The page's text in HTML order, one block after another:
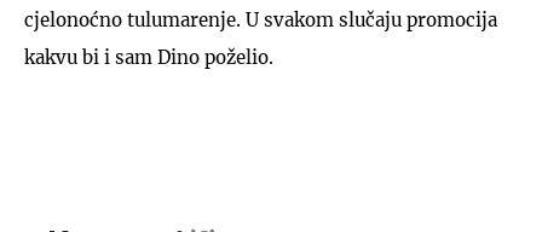
cjelonoćno tulumarenje. U svakom slučaju promocija
kakvu bi i sam Dino poželio.